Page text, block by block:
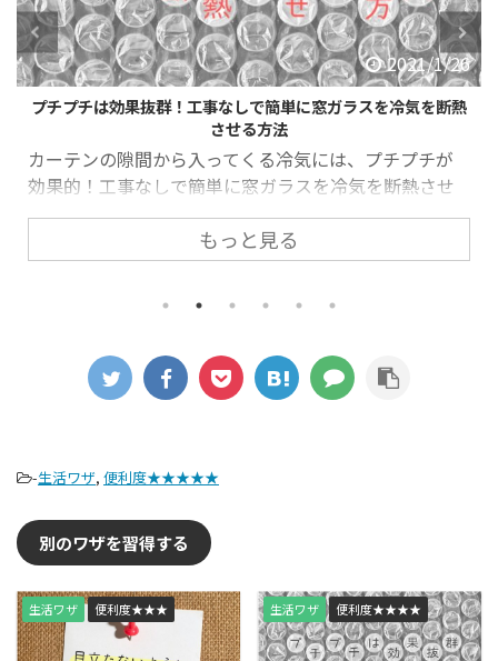
2021/1/6
【この家電の光熱費はいくら？】家電のランニングコスト一覧
光熱費は、「チリも積もれば山となる」です。ひとつひ
とつの費用は、たいしたことなくても、長時間・多くの
家電を使用すれば、高額なものとなってきます。セコい
ようだけど、一つ一つの光熱費を把握しておくと、節約
を意識することができます。
もっと見る
-生活ワザ, 便利度★★★★★
別のワザを習得する
生活ワザ 便利度★★★ 生活ワザ 便利度★★★★